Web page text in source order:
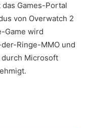
Games-Portal
von Overwatch 2
Game wird
Ringe-MMO und
Microsoft